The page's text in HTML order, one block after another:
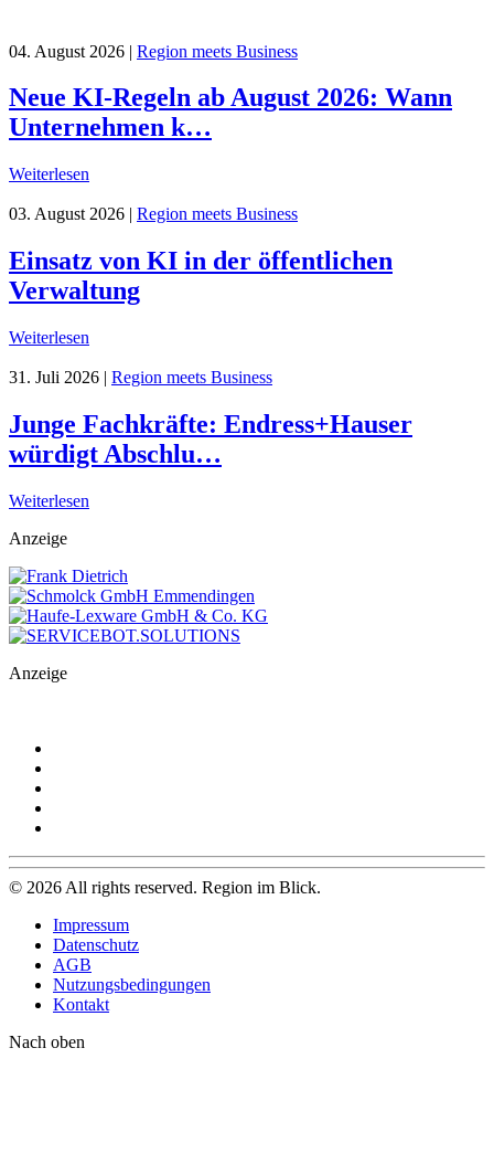
04. August 2026 | Region meets Business
Neue KI-Regeln ab August 2026: Wann
Unternehmen k…
Weiterlesen
03. August 2026 | Region meets Business
Einsatz von KI in der öffentlichen
Verwaltung
Weiterlesen
31. Juli 2026 | Region meets Business
Junge Fachkräfte: Endress+Hauser
würdigt Abschlu…
Weiterlesen
Anzeige
Anzeige
© 2026 All rights reserved. Region im Blick.
Impressum
Datenschutz
AGB
Nutzungsbedingungen
Kontakt
Nach oben